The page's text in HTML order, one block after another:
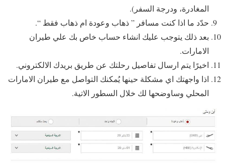
المغادرة، ودرجة السفر).
حدّد ما اذا كنت مسافر ” ذهاب وعودة ام ذهاب فقط “.
بعد ذلك يتوجب عليك انشاء حساب خاص بك علي طيران
الامارات.
اخيرًا يتم ارسال تفاصيل رحلتك عن طريق بريدك الالكتروني.
اذا واجهتك اي مشكلة حينها يُمكنك التواصل مع طيران الامارات
المحلي وساوضحها لك خلال السطور الاتية.